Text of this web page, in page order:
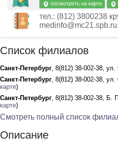
посмотреть на карте
тел.: (812) 3800238
Список филиалов
Санкт-Петербург, 8(812) 38-002-38,
Санкт-Петербург, 8(812) 38-002-38,
карте)
Санкт-Петербург, 8(812) 38-002-38, Б.
карте)
Смотреть полный список
Описание